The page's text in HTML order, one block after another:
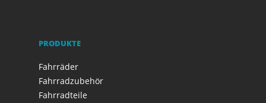
PRODUKTE
Fahrräder
Fahrradzubehör
Fahrradteile